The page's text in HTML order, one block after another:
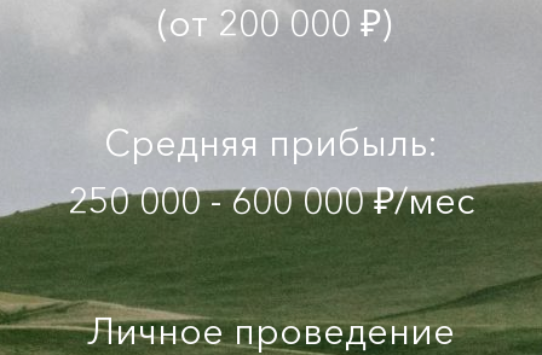
(от 200 000 ₽)
Средняя прибыль:
250 000 - 600 000 ₽/мес
Личное проведение